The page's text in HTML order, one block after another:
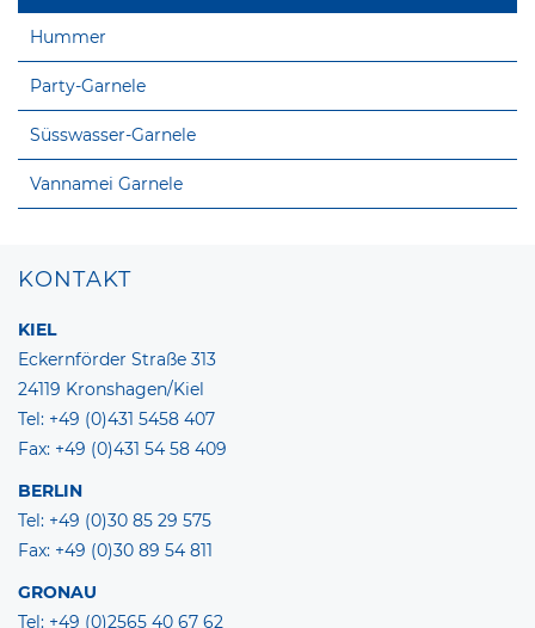
Hummer
Party-Garnele
Süsswasser-Garnele
Vannamei Garnele
KONTAKT
KIEL
Eckernförder Straße 313
24119 Kronshagen/Kiel
Tel: +49 (0)431 5458 407
Fax: +49 (0)431 54 58 409
BERLIN
Tel: +49 (0)30 85 29 575
Fax: +49 (0)30 89 54 811
GRONAU
Tel: +49 (0)2565 40 67 62